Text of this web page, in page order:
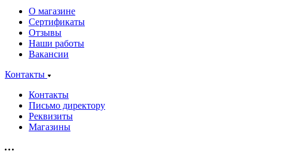
О магазине
Сертификаты
Отзывы
Наши работы
Вакансии
Контакты
Контакты
Письмо директору
Реквизиты
Магазины